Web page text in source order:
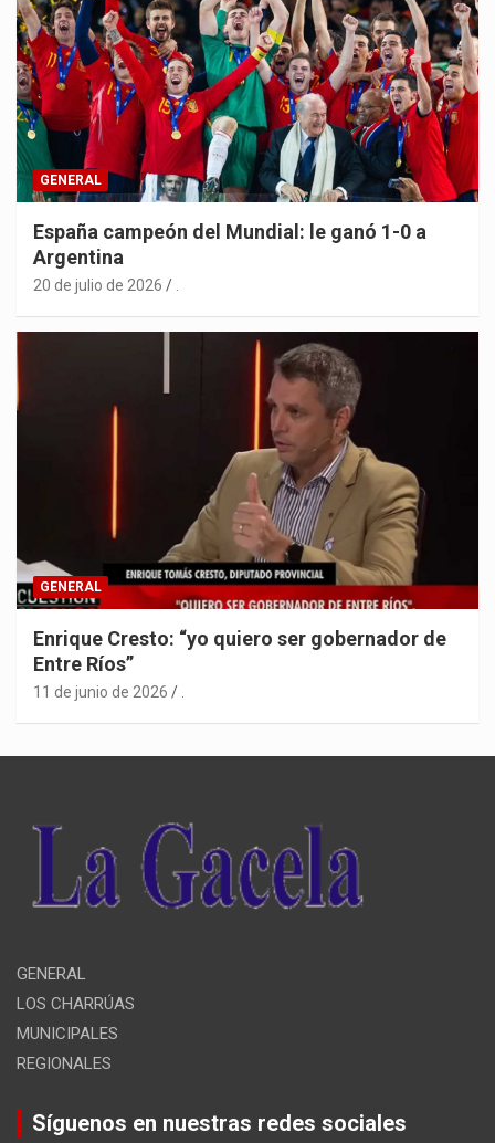
GENERAL
España campeón del Mundial: le ganó 1-0 a
Argentina
20 de julio de 2026 .
GENERAL
Enrique Cresto: “yo quiero ser gobernador de
Entre Ríos”
11 de junio de 2026
GENERAL
LOS CHARRÚAS
MUNICIPALES
REGIONALES
Síguenos en nuestras redes sociales